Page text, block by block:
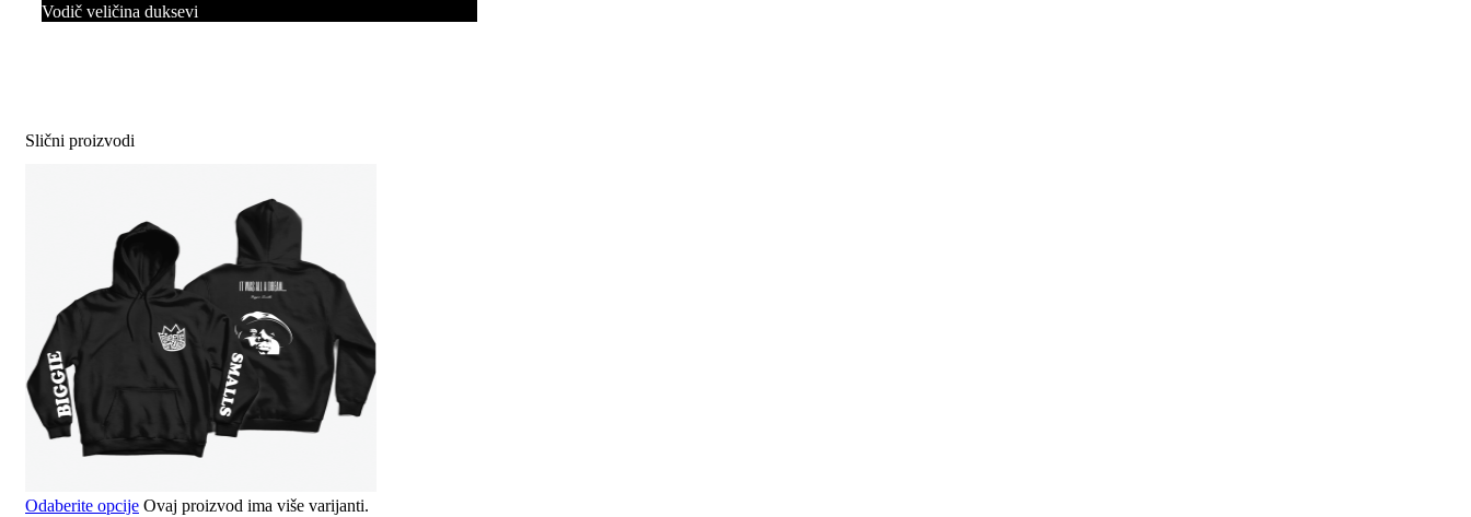
Vodič veličina duksevi
Slični proizvodi
Odaberite opcije Ovaj proizvod ima više varijanti.